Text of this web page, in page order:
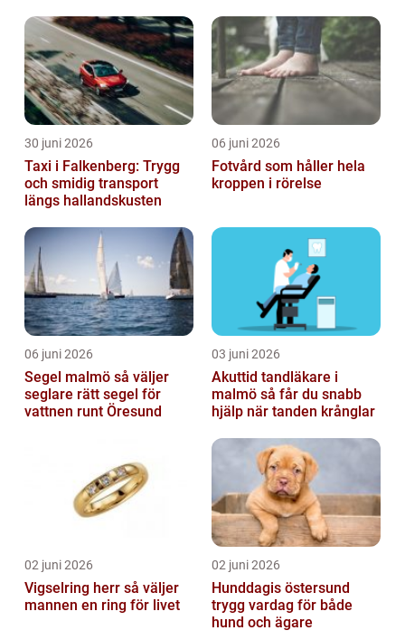
30 juni 2026
Taxi i Falkenberg: Trygg
och smidig transport
längs hallandskusten
06 juni 2026
Fotvård som håller hela
kroppen i rörelse
06 juni 2026
Segel malmö så väljer
seglare rätt segel för
vattnen runt Öresund
03 juni 2026
Akuttid tandläkare i
malmö så får du snabb
hjälp när tanden krånglar
02 juni 2026
Vigselring herr så väljer
mannen en ring för livet
02 juni 2026
Hunddagis östersund
trygg vardag för både
hund och ägare